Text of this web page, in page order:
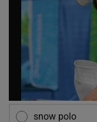
snow polo